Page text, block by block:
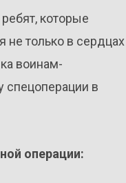
которые
не только в сердцах
воинам-
спецоперации в
операции: